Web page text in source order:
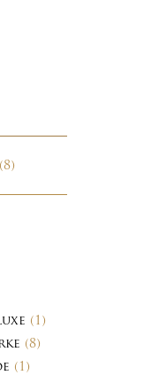
(1)
(8)
(1)